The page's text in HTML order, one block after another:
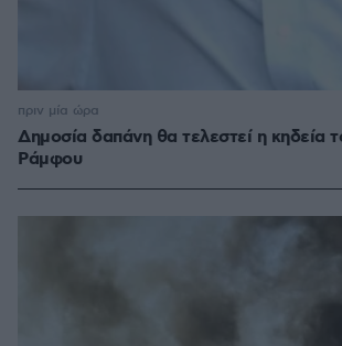
Δημοσία δαπάνη θα τελεστεί η κηδεία
Ράμφου
πριν μία ώρα